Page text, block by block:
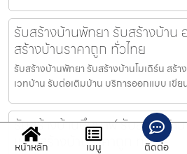
รับสร้างบ้านพัทยา รับสร้างบ้าน
สร้างบ้านราคาถูก ทั่วไทย
รับสร้างบ้านพัทยา รับสร้างบ้านโมเดิร์น สร้า
เวทบ้าน รับต่อเติมบ้าน บริการออกแบบ เขี
รับสร้างบ้านบึงกาฬ รับสร้างบ้
เหมาสร้างบ้านราคาถูก ทั่วไทย
หน้าหลัก เมนู ติดต่อ